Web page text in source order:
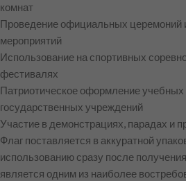
комнат
Проведение официальных церемоний
мероприятий
Использование на спортивных
фестивалях
Патриотическое оформление учебных
государственных учреждений
Участие в демонстрациях, парадах и
Флаг поставляется в аккуратной
использованию сразу после
является одним из наиболее